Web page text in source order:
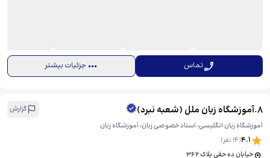
تماس جزئیات بیشتر
8
.آموزشگاه زبان ملل (شعبه نبرد)
گزارش
آموزشگاه زبان انگلیسی، استاد خصوصی زبان، آموزشگاه زبان
4.1
(
14 نفر)
خیابان ده حقی پلاک 362